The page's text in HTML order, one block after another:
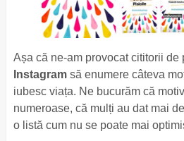
Așa că ne-am provocat cititorii de
Instagramsă enumere câteva
iubesc viața. Ne bucurăm că
numeroase, că mulți au dat mai
o listă cum nu se poate mai